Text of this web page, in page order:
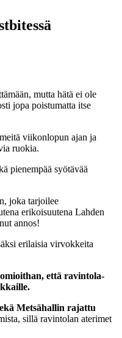
mutta hätä ei ole
jopa poistumatta itse
viikonlopun ajan ja
ruokia.
pienempää syötävää
joka tarjoilee
erikoisuutena Lahden
annos!
erilaisia virvokkeita
että ravintola-
Metsähallin rajattu
sillä ravintolan aterimet